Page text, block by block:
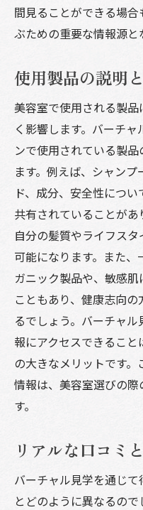
間見ることができる場
ぶための重要な情報源と
使用製品の説明
美容室で使用される製
く影響します。バーチ
ンで使用されている製
ます。例えば、シャン
ド、成分、安全性につ
共有されていることがあ
自分の髪質やライフス
可能になります。また
ガニック製品や、敏感
こともあり、健康志向
るでしょう。バーチャ
報にアクセスできるこ
の大きなメリットです
情報は、美容室選びの
す。
リアルな口コミ
バーチャル見学を通じ
とどのように異なるの